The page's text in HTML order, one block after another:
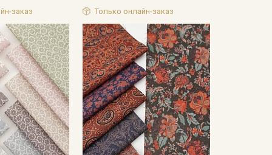
цв.розово-сиреневый, ш.1.45м, лен-10%,
цв.синий, ш.1.45м, лен-10%, хл-90%, 125гр/
заказ Только онлайн-заказ